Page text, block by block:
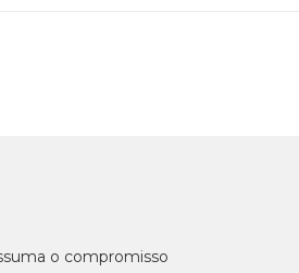
o compromisso